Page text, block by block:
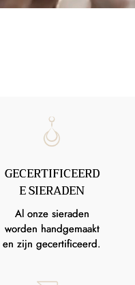
GECERTIFICEERD
E SIERADEN
Al onze sieraden
worden handgemaakt
en zijn gecertificeerd.